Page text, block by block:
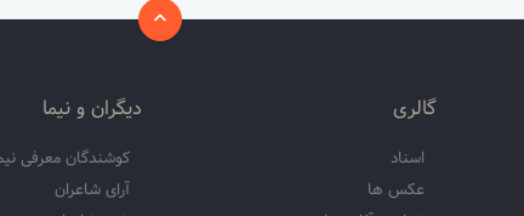
گالری
اسناد
عکس ها
دیگران و نیما
کوشندگان معرفی
آرای شاعران